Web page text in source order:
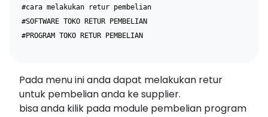
#cara melakukan retur pembelian
#SOFTWARE TOKO RETUR PEMBELIAN
#PROGRAM TOKO RETUR PEMBELIAN
Pada menu ini anda dapat melakukan retur
untuk pembelian anda ke supplier.
bisa anda kilik pada module pembelian program